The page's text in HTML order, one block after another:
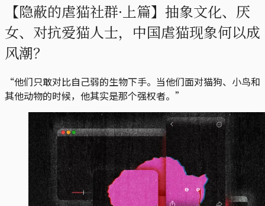
【隐蔽的虐猫社群·上篇】抽象文化、厌
女、对抗爱猫人士，中国虐猫现象何以成
风潮？
“他们只敢对比自己弱的生物下手。当他们面对猫狗、小鸟和
其他动物的时候，他其实是那个强权者。”